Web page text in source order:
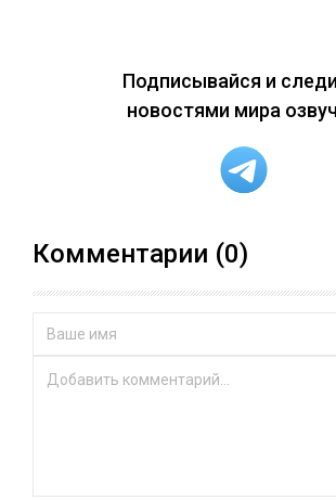
Подписывайся и
новостями мира
Комментарии (0)